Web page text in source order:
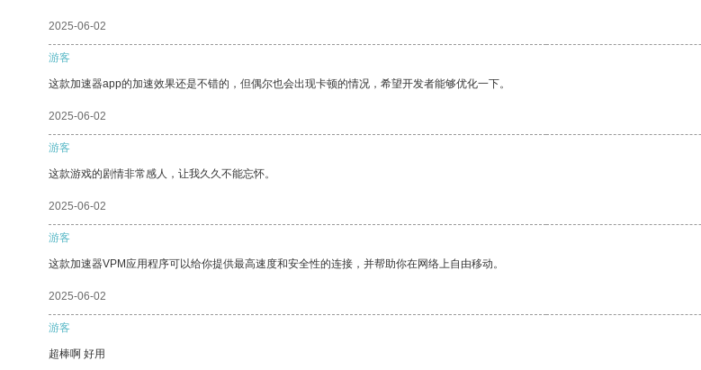
2025-06-02
游客
这款加速器app的加速效果还是不错的，但偶尔也会出现卡顿的情况，希望开发者能够优化一下。
2025-06-02
游客
这款游戏的剧情非常感人，让我久久不能忘怀。
2025-06-02
游客
这款加速器VPM应用程序可以给你提供最高速度和安全性的连接，并帮助你在网络上自由移动。
2025-06-02
游客
超棒啊 好用